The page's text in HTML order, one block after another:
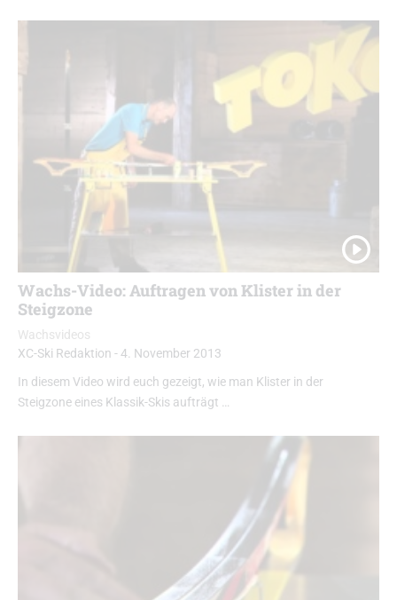
Wachs-Video: Auftragen von Klister in der
Steigzone
Wachsvideos
XC-Ski Redaktion -4. November 2013
In diesem Video wird euch gezeigt, wie man Klister in der
Steigzone eines Klassik-Skis aufträgt …